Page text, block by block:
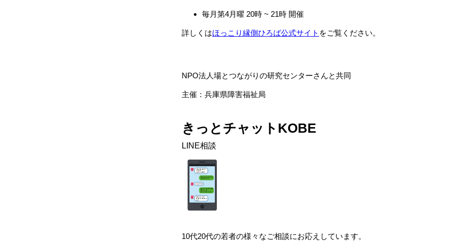
毎月第4月曜 20時 ~ 21時 開催
詳しくはほっこり縁側ひろば公式サイト をご覧ください。
NPO法人場とつながりの研究センターさんと共同
主催：兵庫県障害福祉局
きっとチャットKOBE
LINE相談
10代20代の若者の様々なご相談にお応えしています。